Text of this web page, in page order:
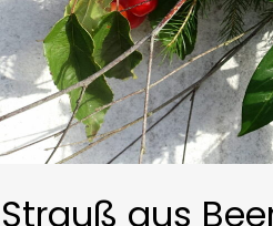
Strauß aus